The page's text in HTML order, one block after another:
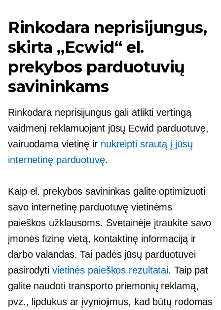
Rinkodara neprisijungus,
skirta „Ecwid“ el.
prekybos parduotuvių
savininkams
Rinkodara neprisijungus gali atlikti vertingą
vaidmenį reklamuojant jūsų Ecwid parduotuvę,
vairuodama vietinę ir nukreipti srautą į jūsų
internetinę parduotuvę.
Kaip el. prekybos savininkas galite optimizuoti
savo internetinę parduotuvę vietinėms
paieškos užklausoms. Svetainėje įtraukite savo
įmonės fizinę vietą, kontaktinę informaciją ir
darbo valandas. Tai padės jūsų parduotuvei
pasirodyti vietinės paieškos rezultatai. Taip pat
galite naudoti transporto priemonių reklamą,
pvz., lipdukus ar įvyniojimus, kad būtų rodomas